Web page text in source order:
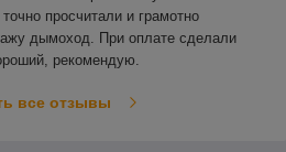
просчитали и грамотно
дымоход. При оплате сделали
рекомендую.
все отзывы